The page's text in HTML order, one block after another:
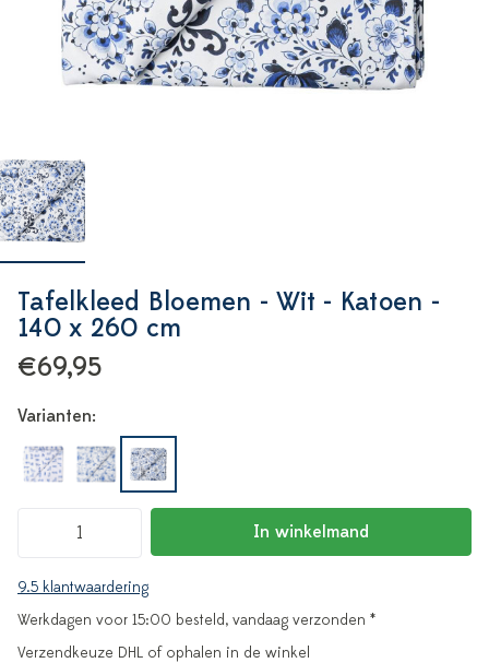
Tafelkleed Bloemen - Wit - Katoen -
140 x 260 cm
€69,95
Varianten:
In winkelmand
9.5 klantwaardering
Werkdagen voor 15:00 besteld, vandaag verzonden *
Verzendkeuze DHL of ophalen in de winkel